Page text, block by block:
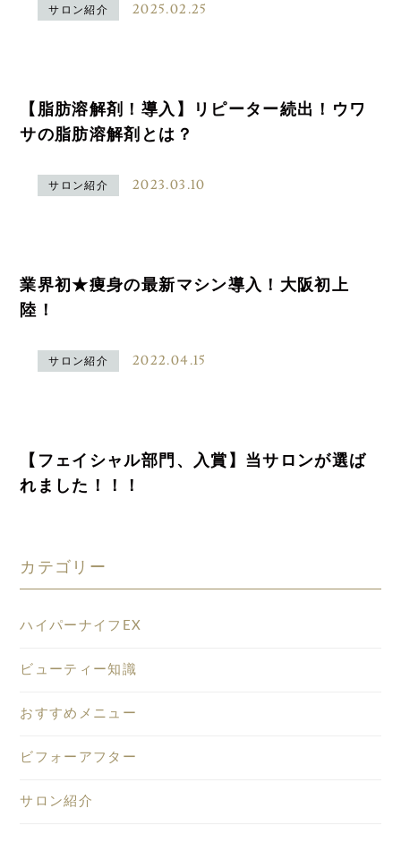
サロン紹介 2025.02.25
【脂肪溶解剤！導入】リピーター続出！ウワ
サの脂肪溶解剤とは？
サロン紹介 2023.03.10
業界初★痩身の最新マシン導入！大阪初上
陸！
サロン紹介 2022.04.15
【フェイシャル部門、入賞】当サロンが選ば
れました！！！
カテゴリー
ハイパーナイフEX
ビューティー知識
おすすめメニュー
ビフォーアフター
サロン紹介